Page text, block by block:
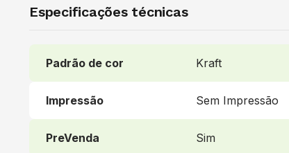
Uso indicado
corporativas.
Recomendações
Para maior segurança, recomendamos
transporte de líquidos. Proteja suas entregas e
Especificações técnicas
Padrão de cor Kraft
Impressão Sem Impressão
PreVenda Sim